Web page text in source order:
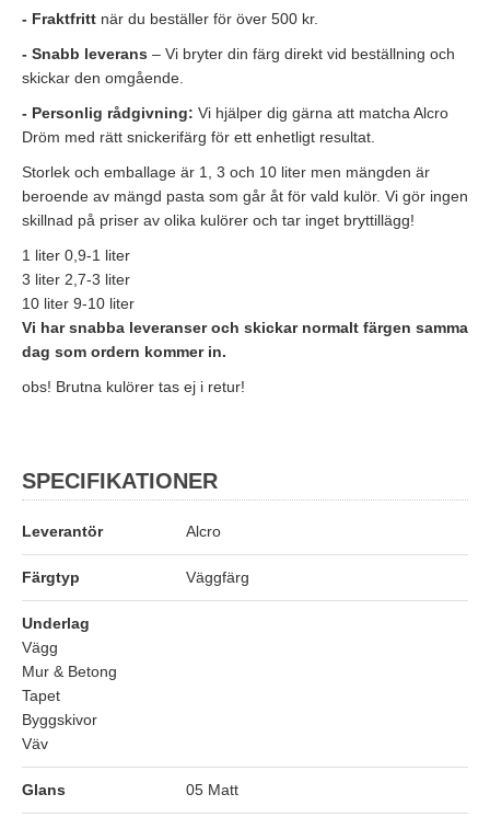
- Fraktfritt när du beställer för över 500 kr.
- Snabb leverans – Vi bryter din färg direkt vid beställning och
skickar den omgående.
- Personlig rådgivning: Vi hjälper dig gärna att matcha Alcro
Dröm med rätt snickerifärg för ett enhetligt resultat.
Storlek och emballage är 1, 3 och 10 liter men mängden är
beroende av mängd pasta som går åt för vald kulör. Vi gör ingen
skillnad på priser av olika kulörer och tar inget bryttillägg!
1 liter 0,9-1 liter
3 liter 2,7-3 liter
10 liter 9-10 liter
Vi har snabba leveranser och skickar normalt färgen samma
dag som ordern kommer in.
obs! Brutna kulörer tas ej i retur!
SPECIFIKATIONER
Leverantör Alcro
Färgtyp Väggfärg
Underlag
Vägg
Mur & Betong
Tapet
Byggskivor
Väv
Glans 05 Matt
Handla för 8000 kr, vid ett köptillfälle, och få
proffspenslarna på köpet. (värde 903 kr)